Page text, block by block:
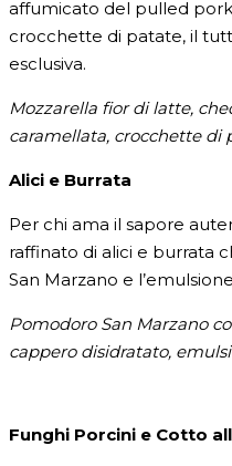
affumicato del pulled
crocchette di patate, il
esclusiva.
Mozzarella fior di latte,
caramellata, crocchette di
Alici e Burrata
Per chi ama il sapore
raffinato di alici e burrata
San Marzano e
Pomodoro San Marzano
cappero disidratato,
Funghi Porcini e Cotto